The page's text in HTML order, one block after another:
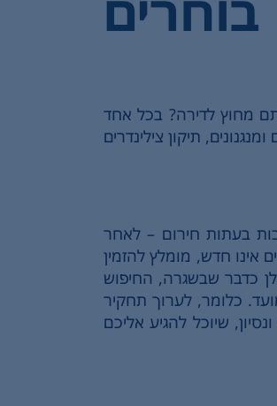
מחוץ לדירה? בכל אחד
תיקון צילינדרים
בעתות חירום – לאחר
חדש, מומלץ להזמין
כדבר שבשגרה, החיפוש
כלומר, לערוך תחקיר
שיוכל להגיע אליכם